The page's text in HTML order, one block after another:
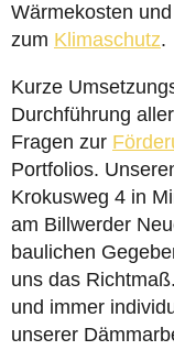
Wärmekosten
zum Klimaschutz.
Kurze
Durchführung
Fragen zur
Portfolios.
Krokusweg 4 in
am Billwerder
baulichen
uns das
und immer
unserer